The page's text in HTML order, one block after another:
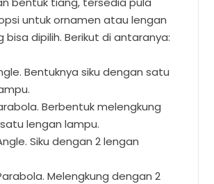
untuk ornamen atau lengan
bisa dipilih. Berikut di antaranya:
Bentuknya siku dengan satu
Berbentuk melengkung
lengan lampu.
Siku dengan 2 lengan
Melengkung dengan 2